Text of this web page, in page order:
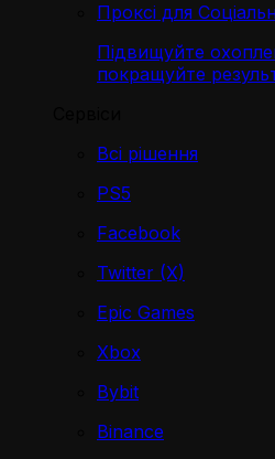
Проксі для
Підвищуйте
покращуйте
Всі рішення
PS5
Facebook
Twitter (X)
Epic Games
Xbox
Bybit
Binance